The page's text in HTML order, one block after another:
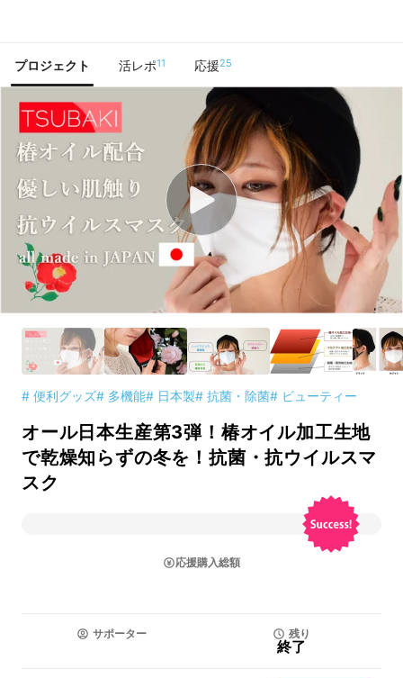
プロジェクト 活レポ11 応援25
# 便利グッズ# 多機能# 日本製# 抗菌・除菌# ビューティー
オール日本生産第3弾！椿オイル加工生地
で乾燥知らずの冬を！抗菌・抗ウイルスマ
スク
応援購入総額
サポーター 残り
終了